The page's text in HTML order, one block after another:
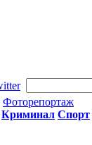
Фоторепортаж
Криминал Спорт